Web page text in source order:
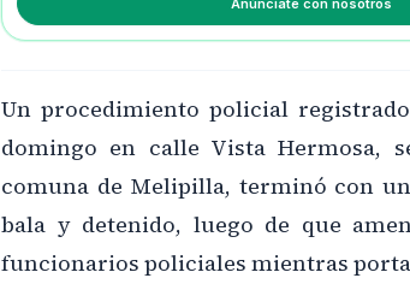
Anúnciate con nosotros
Un procedimiento policial
domingo en calle Vista Hermosa,
comuna de Melipilla, terminó con
bala y detenido, luego de que
funcionarios policiales mientras